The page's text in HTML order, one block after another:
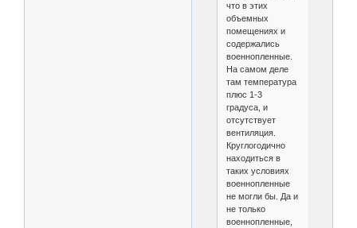
что в этих
объемных
помещениях и
содержались
военнопленные.
На самом деле
там температура
плюс 1-3
градуса, и
отсутствует
вентиляция.
Круглогодично
находиться в
таких условиях
военнопленные
не могли бы. Да и
не только
военнопленные,